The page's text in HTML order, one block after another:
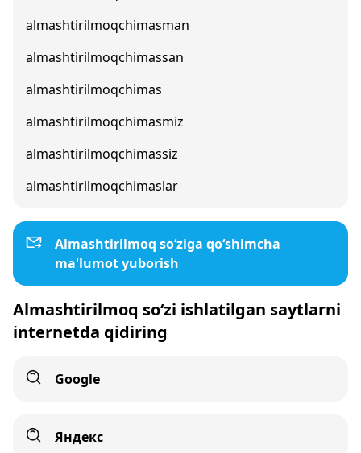
almashtirilmoqchimasman
almashtirilmoqchimassan
almashtirilmoqchimas
almashtirilmoqchimasmiz
almashtirilmoqchimassiz
almashtirilmoqchimaslar
Almashtirilmoq so‘ziga qo‘shimcha
ma'lumot yuborish
Almashtirilmoq so‘zi ishlatilgan saytlarni
internetda qidiring
Google
Яндекс